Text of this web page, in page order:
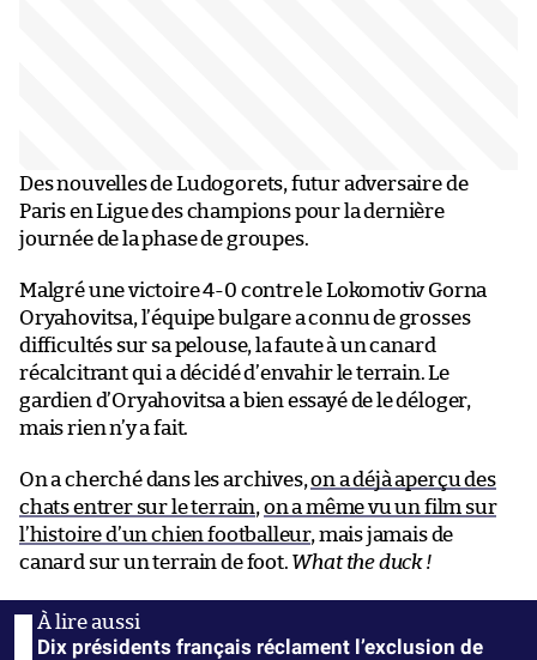
Des nouvelles de Ludogorets, futur adversaire de
Paris en Ligue des champions pour la dernière
journée de la phase de groupes.
Malgré une victoire 4-0 contre le Lokomotiv Gorna
Oryahovitsa, l’équipe bulgare a connu de grosses
difficultés sur sa pelouse, la faute à un canard
récalcitrant qui a décidé d’envahir le terrain. Le
gardien d’Oryahovitsa a bien essayé de le déloger,
mais rien n’y a fait.
On a cherché dans les archives,on a déjà aperçu des
chats entrer sur le terrain, on a même vu un film sur
l’histoire d’un chien footballeur, mais jamais de
canard sur un terrain de foot. What the duck !
Dix présidents français réclament l’exclusion de